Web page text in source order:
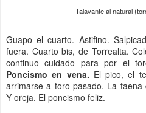
Talavante al natural
Guapo el cuarto. Astifino.
fuera. Cuarto bis, de Torrealta.
continuo cuidado para por el
Poncismo en vena. El pico, el
arrimarse a toro pasado. La faena
Y oreja. El poncismo feliz.